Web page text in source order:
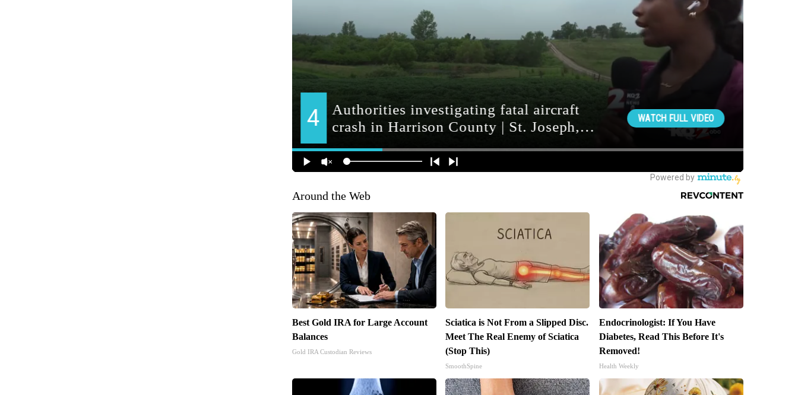
Around the Web
Best Gold IRA for Large Account
Balances
Gold IRA Custodian Reviews
Sciatica is Not From a Slipped Disc.
Meet The Real Enemy of Sciatica
(Stop This)
SmoothSpine
Endocrinologist: If You Have
Diabetes, Read This Before It's
Removed!
Health Weekly